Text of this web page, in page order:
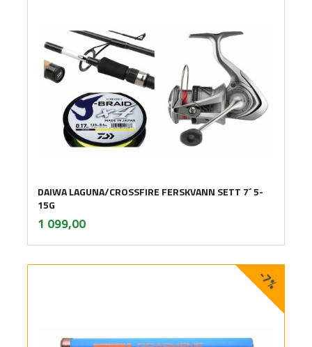
DAIWA LAGUNA/CROSSFIRE FERSKVANN SETT 7´ 5-
15G
Pris
1 099,00mva.
-7%